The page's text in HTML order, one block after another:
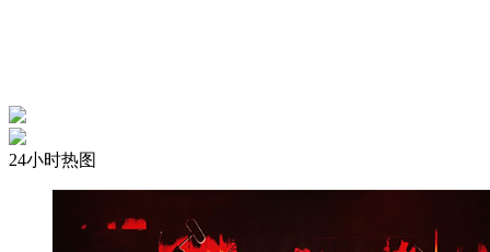
24小时热图